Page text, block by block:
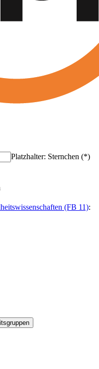
Platzhalter: Sternchen (*)
(FB 11):